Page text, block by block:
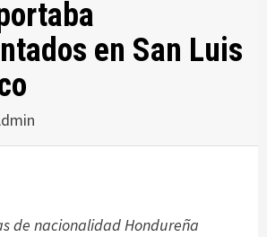
en San Luis
de nacionalidad Hondureña